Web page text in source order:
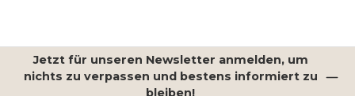
Jetzt für unseren Newsletter anmelden, um
nichts zu verpassen und bestens informiert zu
bleiben!